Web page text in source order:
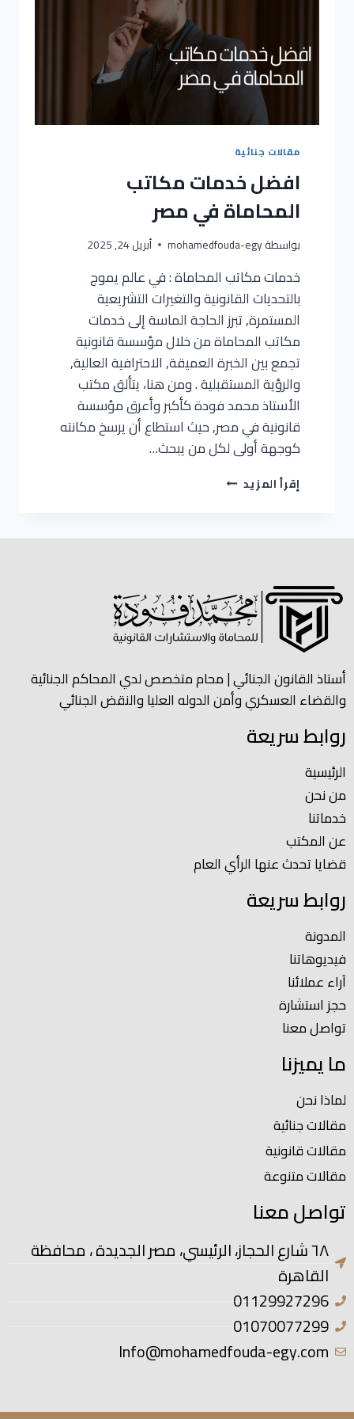
مقالات جنائية
افضل خدمات مكاتب
المحاماة في مصر
بواسطةmohamedfouda-egy أبريل 24, 2025
خدمات مكاتب المحاماة : في عالم يموج
بالتحديات القانونية والتغيرات التشريعية
المستمرة, تبرز الحاجة الماسة إلى خدمات
مكاتب المحاماة من خلال مؤسسة قانونية
تجمع بين الخبرة العميقة, الاحترافية العالية,
والرؤية المستقبلية . ومن هنا، يتألق مكتب
الأستاذ محمد فودة كأكبر وأعرق مؤسسة
قانونية في مصر, حيث استطاع أن يرسخ مكانته
كوجهة أولى لكل من يبحث…
إقرأ المزيد
أستاذ القانون الجنائي | محام متخصص لدي المحاكم الجنائية
والقضاء العسكري وأمن الدوله العليا والنقض الجنائي
روابط سريعة
الرئيسية
من نحن
خدماتنا
عن المكتب
قضايا تحدث عنها الرأي العام
روابط سريعة
المدونة
فيديوهاتنا
آراء عملائنا
حجز استشارة
تواصل معنا
ما يميزنا
لماذا نحن
مقالات جنائية
مقالات قانونية
مقالات متنوعة
تواصل معنا
٦٨ شارع الحجاز، الرئيسي، مصر الجديدة ، محافظة
القاهرة
01129927296
01070077299
Info@mohamedfouda-egy.com